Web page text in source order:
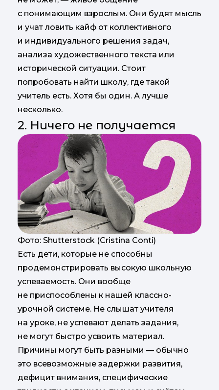
с понимающим взрослым. Они будят мысль
и учат ловить кайф от коллективного
и индивидуального решения задач,
анализа художественного текста или
исторической ситуации. Стоит
попробовать найти школу, где такой
учитель есть. Хотя бы один. А лучше
несколько.
2. Ничего не получается
Фото: Shutterstock (Cristina Conti)
Есть дети, которые не способны
продемонстрировать высокую школьную
успеваемость. Они вообще
не приспособлены к нашей классно-
урочной системе. Не слышат учителя
на уроке, не успевают делать задания,
не могут быстро усвоить материал.
Причины могут быть разными — обычно
это всевозможные задержки развития,
дефицит внимания, специфические